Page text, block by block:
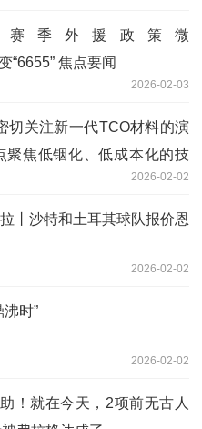
赛季外援政策微
“6655” 焦点要闻
2026-02-03
切关注新一代TCO材料的演
聚焦低铟化、低成本化的技
2026-02-02
丨沙特和土耳其球队报价恩
2026-02-02
沸时”
2026-02-02
！就在今天，2项前无古人